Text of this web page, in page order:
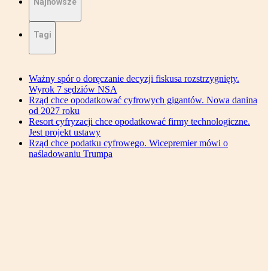
Tagi
Ważny spór o doręczanie decyzji fiskusa rozstrzygnięty.
Wyrok 7 sędziów NSA
Rząd chce opodatkować cyfrowych gigantów. Nowa danina
od 2027 roku
Resort cyfryzacji chce opodatkować firmy technologiczne.
Jest projekt ustawy
Rząd chce podatku cyfrowego. Wicepremier mówi o
naśladowaniu Trumpa